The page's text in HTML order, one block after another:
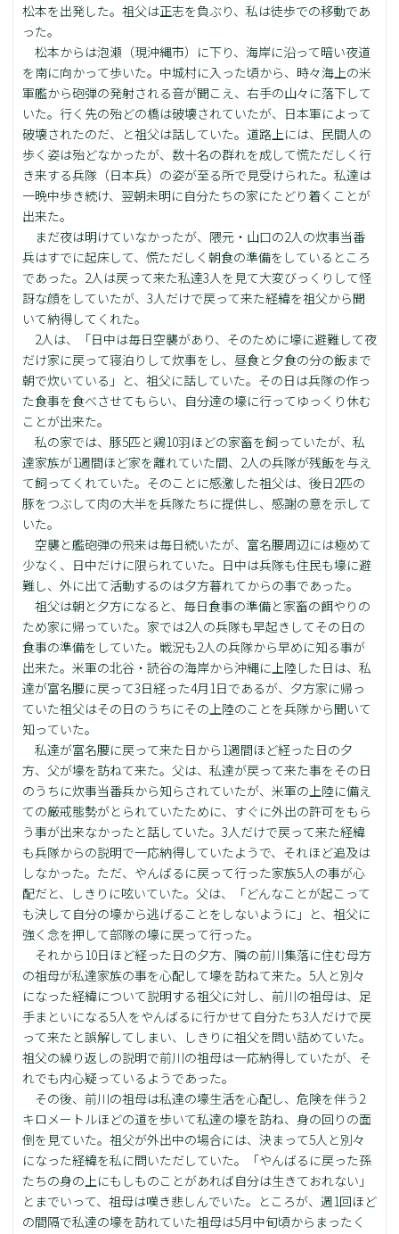
松本を出発した。祖父は正志を負ぶり、私は徒歩での移動であ
った。
松本からは泡瀬（現沖縄市）に下り、海岸に沿って暗い夜道
を南に向かって歩いた。中城村に入った頃から、時々海上の米
軍艦から砲弾の発射される音が聞こえ、右手の山々に落下して
いた。行く先の殆どの橋は破壊されていたが、日本軍によって
破壊されたのだ、と祖父は話していた。道路上には、民間人の
歩く姿は殆どなかったが、数十名の群れを成して慌ただしく行
き来する兵隊（日本兵）の姿が至る所で見受けられた。私達は
一晩中歩き続け、翌朝未明に自分たちの家にたどり着くことが
出来た。
まだ夜は明けていなかったが、隈元・山口の2人の炊事当番
兵はすでに起床して、慌ただしく朝食の準備をしているところ
であった。2人は戻って来た私達3人を見て大変びっくりして怪
訝な顔をしていたが、3人だけで戻って来た経緯を祖父から聞
いて納得してくれた。
2人は、「日中は毎日空襲があり、そのために壕に避難して夜
だけ家に戻って寝泊りして炊事をし、昼食と夕食の分の飯まで
朝で炊いている」と、祖父に話していた。その日は兵隊の作っ
た食事を食べさせてもらい、自分達の壕に行ってゆっくり休む
ことが出来た。
私の家では、豚5匹と鶏10羽ほどの家畜を飼っていたが、私
達家族が1週間ほど家を離れていた間、2人の兵隊が残飯を与え
て飼ってくれていた。そのことに感激した祖父は、後日2匹の
豚をつぶして肉の大半を兵隊たちに提供し、感謝の意を示して
いた。
空襲と艦砲弾の飛来は毎日続いたが、富名腰周辺には極めて
少なく、日中だけに限られていた。日中は兵隊も住民も壕に避
難し、外に出て活動するのは夕方暮れてからの事であった。
祖父は朝と夕方になると、毎日食事の準備と家畜の餌やりの
ため家に帰っていた。家では2人の兵隊も早起きしてその日の
食事の準備をしていた。戦況も2人の兵隊から早めに知る事が
出来た。米軍の北谷・読谷の海岸から沖縄に上陸した日は、私
達が富名腰に戻って3日経った4月1日であるが、夕方家に帰っ
ていた祖父はその日のうちにその上陸のことを兵隊から聞いて
知っていた。
私達が富名腰に戻って来た日から1週間ほど経った日の夕
方、父が壕を訪ねて来た。父は、私達が戻って来た事をその日
のうちに炊事当番兵から知らされていたが、米軍の上陸に備え
ての厳戒態勢がとられていたために、すぐに外出の許可をもら
う事が出来なかったと話していた。3人だけで戻って来た経緯
も兵隊からの説明で一応納得していたようで、それほど追及は
しなかった。ただ、やんばるに戻って行った家族5人の事が心
配だと、しきりに呟いていた。父は、「どんなことが起こって
も決して自分の壕から逃げることをしないように」と、祖父に
強く念を押して部隊の壕に戻って行った。
それから10日ほど経った日の夕方、隣の前川集落に住む母方
の祖母が私達家族の事を心配して壕を訪ねて来た。5人と別々
になった経緯について説明する祖父に対し、前川の祖母は、足
手まといになる5人をやんばるに行かせて自分たち3人だけで戻
って来たと誤解してしまい、しきりに祖父を問い詰めていた。
祖父の繰り返しの説明で前川の祖母は一応納得していたが、そ
れでも内心疑っているようであった。
その後、前川の祖母は私達の壕生活を心配し、危険を伴う2
キロメートルほどの道を歩いて私達の壕を訪ね、身の回りの面
倒を見ていた。祖父が外出中の場合には、決まって5人と別々
になった経緯を私に問いただしていた。「やんばるに戻った孫
たちの身の上にもしものことがあれば自分は生きておれない」
とまでいって、祖母は嘆き悲しんでいた。ところが、週1回ほど
の間隔で私達の壕を訪れていた祖母は5月中旬頃からまったく